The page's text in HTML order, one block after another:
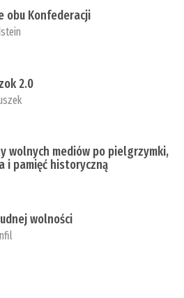
obu Konfederacji
2.0
wolnych mediów po pielgrzymki,
i pamięć historyczną
wolności